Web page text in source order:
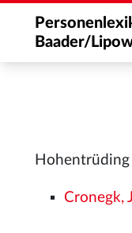
Baader/
Cronegk,